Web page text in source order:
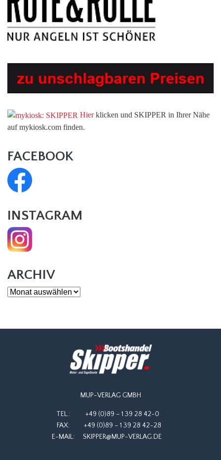
Hierklicken und SKIPPER in Ihrer Nähe
auf mykiosk.com finden.
FACEBOOK
INSTAGRAM
ARCHIV
Archiv
MUP-VERLAG GMBH
TEL.:
+49 (0)89 – 1 39 28 42-0
FAX:
+49 (0)89 – 1 39 28 42-28
E-MAIL:
SKIPPER@MUP-VERLAG.DE